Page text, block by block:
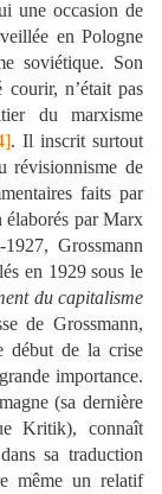
une occasion de
en Pologne
soviétique. Son
n’était pas
du marxisme
. Il inscrit surtout
révisionnisme de
faits par
élaborés par Marx
Grossmann
en 1929 sous le
du capitalisme
de Grossmann,
début de la crise
importance.
(sa dernière
Kritik), connaît
sa traduction
même un relatif